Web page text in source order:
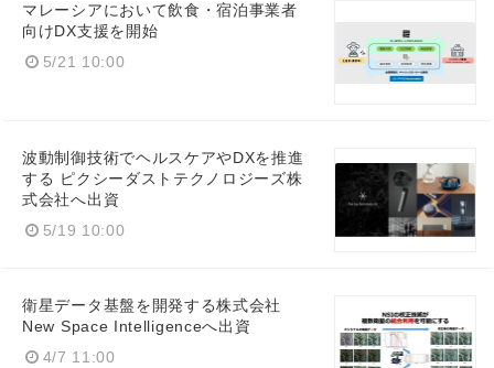
マレーシアにおいて飲食・宿泊事業者
向けDX支援を開始
5/21 10:00
波動制御技術でヘルスケアやDXを推進
する ピクシーダストテクノロジーズ株
式会社へ出資
5/19 10:00
衛星データ基盤を開発する株式会社
New Space Intelligenceへ出資
4/7 11:00